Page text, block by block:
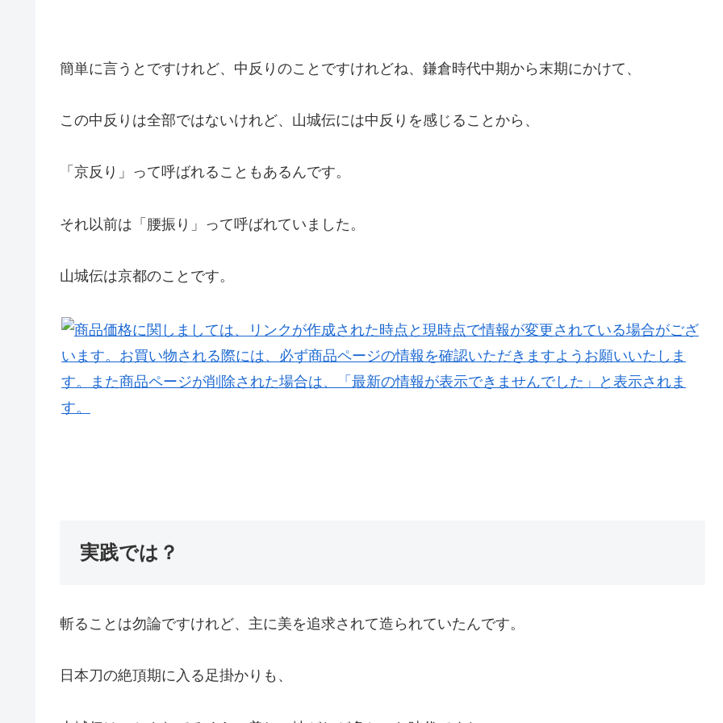
簡単に言うとですけれど、中反りのことですけれどね、鎌倉時代中期から末期にかけて、
この中反りは全部ではないけれど、山城伝には中反りを感じることから、
「京反り」って呼ばれることもあるんです。
それ以前は「腰振り」って呼ばれていました。
山城伝は京都のことです。
実践では？
斬ることは勿論ですけれど、主に美を追求されて造られていたんです。
日本刀の絶頂期に入る足掛かりも、